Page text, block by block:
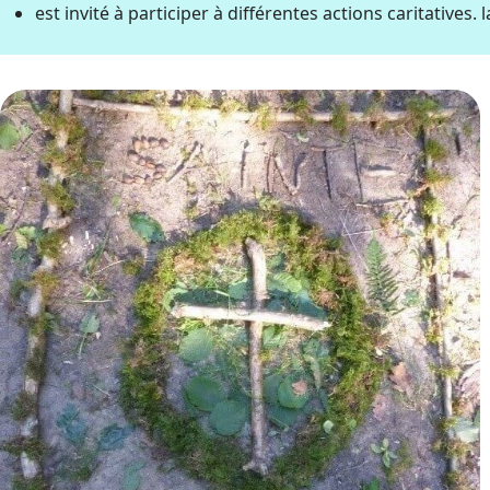
est invité à participer à différentes actions caritatives.